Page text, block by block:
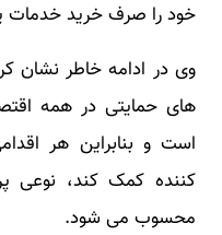
خود را صرف خرید خدمات
وی در ادامه خاطر نشان
های حمایتی در همه
است و بنابراین هر
کننده کمک کند، نوعی
محسوب می شود.